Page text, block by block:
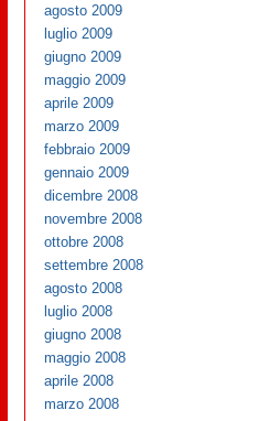
agosto 2009
luglio 2009
giugno 2009
maggio 2009
aprile 2009
marzo 2009
febbraio 2009
gennaio 2009
dicembre 2008
novembre 2008
ottobre 2008
settembre 2008
agosto 2008
luglio 2008
giugno 2008
maggio 2008
aprile 2008
marzo 2008